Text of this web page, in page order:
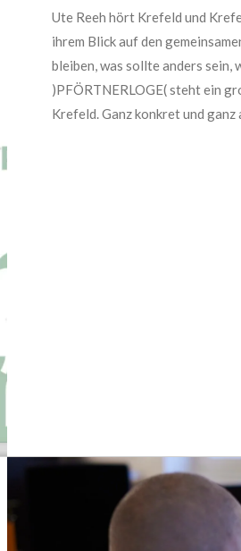
Ute Reeh hört Krefeld und
ihrem Blick auf den
bleiben, was sollte anders sein,
)PFÖRTNERLOGE( steht ein
Krefeld. Ganz konkret und